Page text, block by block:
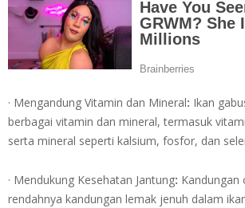
· Mengandung Vitamin dan Mineral: Ikan
berbagai vitamin dan mineral, termasuk
serta mineral seperti kalsium, fosfor, dan
· Mendukung Kesehatan Jantung: Kandungan
rendahnya kandungan lemak jenuh dalam